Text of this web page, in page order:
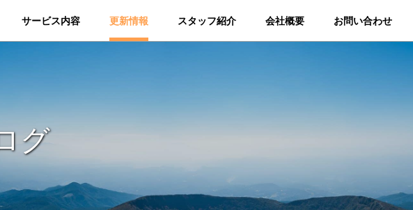
サービス内容 更新情報 スタッフ紹介 会社概要 お問い合わせ
グ